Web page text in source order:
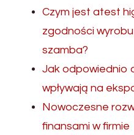
Czym jest atest
zgodności
szamba?
Jak odpowiednio
wpływają na
Nowoczesne
finansami w firmie